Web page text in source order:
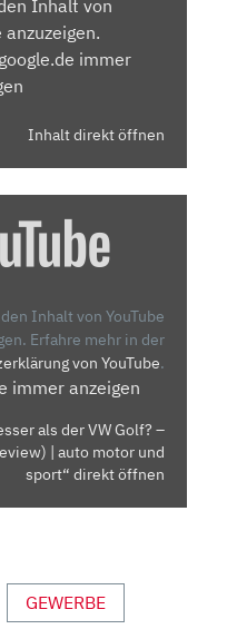
Inhalt von
immer
Inhalt direkt öffnen
Inhalt von YouTube
Erfahre mehr in der
von YouTube.
immer anzeigen
als der VW Golf? –
| auto motor und
sport“ direkt öffnen
GEWERBE